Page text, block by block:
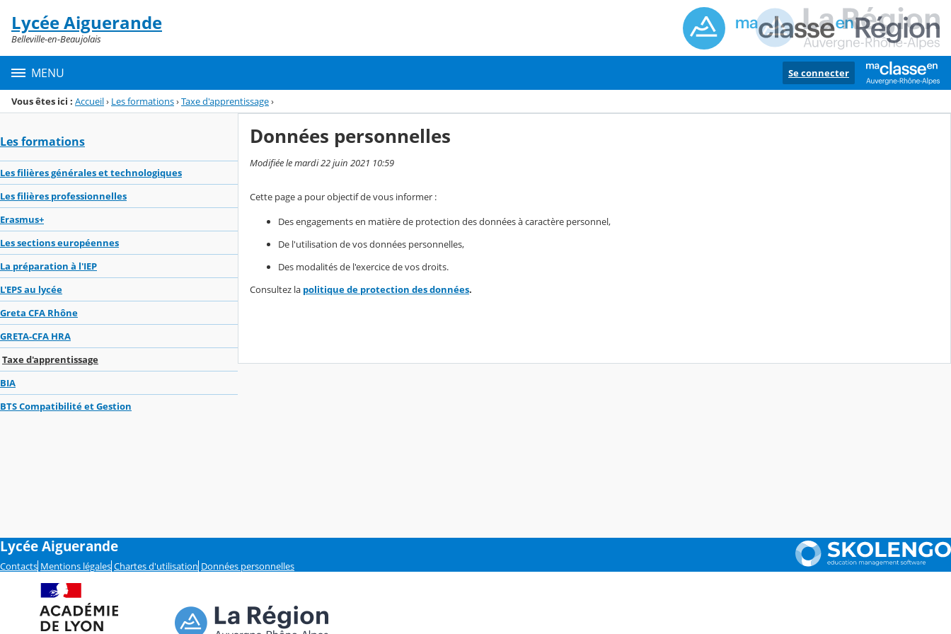
Menu de la rubrique
Contenu
Lycée Aiguerande
Belleville-en-Beaujolais
MENU Se connecter
Vous êtes ici : Accueil› Les formations›Taxe d'apprentissage›
Les formations
Les filières générales et technologiques
Les filières professionnelles
Erasmus+
Les sections européennes
La préparation à l'IEP
L'EPS au lycée
Greta CFA Rhône
GRETA-CFA HRA
Taxe d'apprentissage
BIA
BTS Compatibilité et Gestion
Données personnelles
Modifiée le mardi 22 juin 2021 10:59
Cette page a pour objectif de vous informer :
Des engagements en matière de protection des données à caractère personnel,
De l'utilisation de vos données personnelles,
Des modalités de l'exercice de vos droits.
Consultez la politique de protection des données.
Lycée Aiguerande
Contacts Mentions légales Chartes d'utilisation Données personnelles